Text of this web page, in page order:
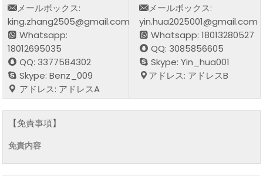
メールボックス:
king.zhang2505@gmail.com
Whatsapp:
18012695035
QQ: 3377584302
Skype: Benz_009
アドレス: アドレスA
メールボックス:
yin.hua2025001@gmail.com
Whatsapp: 18013280527
QQ: 3085856605
Skype: Yin_hua001
アドレス: アドレスB
【免責事項】
免責内容